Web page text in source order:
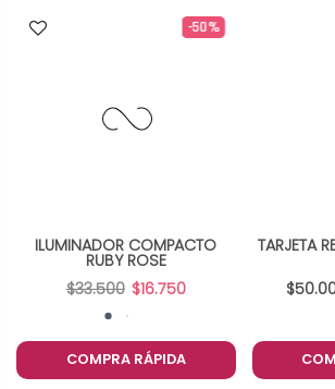
-50%
ILUMINADOR COMPACTO
RUBY ROSE
$33.500 $16.750
COMPRA RÁPIDA
TARJETA